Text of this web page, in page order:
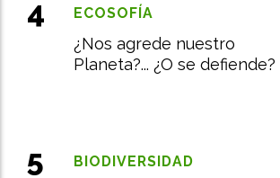
¿Nos agrede nuestro
Planeta?... ¿O se defiende?
ECOSOFÍA
BIODIVERSIDAD